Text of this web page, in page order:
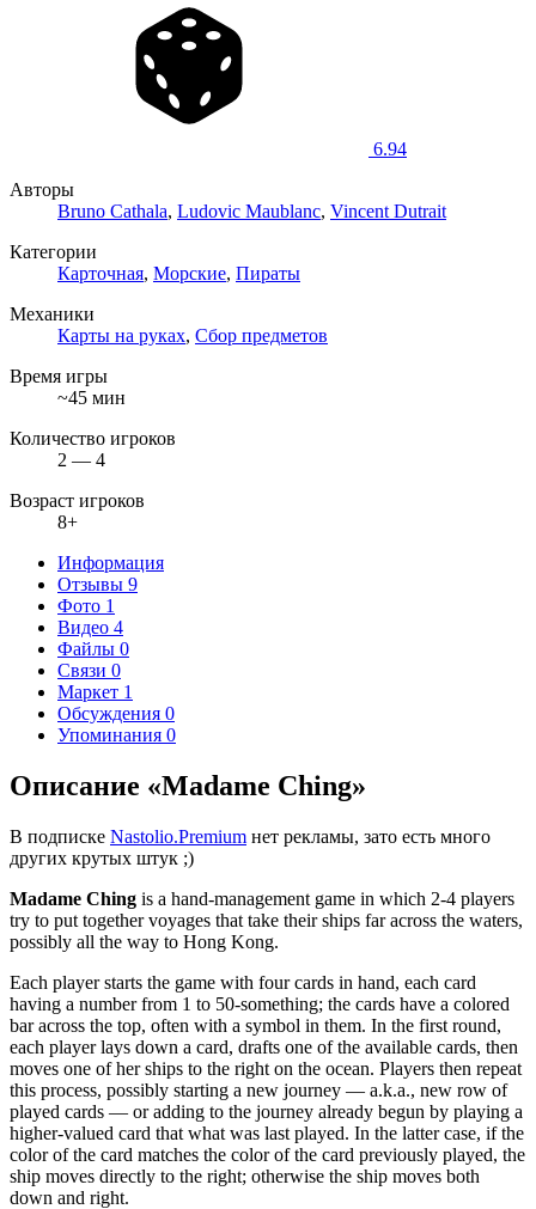
6.94
Авторы
Bruno Cathala, Ludovic Maublanc, Vincent Dutrait
Категории
Карточная, Морские, Пираты
Механики
Карты на руках, Сбор предметов
Время игры
~45 мин
Количество игроков
2 — 4
Возраст игроков
8+
Информация
Отзывы 9
Фото 1
Видео 4
Файлы 0
Связи 0
Маркет 1
Обсуждения 0
Упоминания 0
Описание «Madame Ching»
В подписке Nastolio.Premium нет рекламы, зато есть много
других крутых штук ;)
Madame Ching is a hand-management game in which 2-4 players
try to put together voyages that take their ships far across the waters,
possibly all the way to Hong Kong.
Each player starts the game with four cards in hand, each card
having a number from 1 to 50-something; the cards have a colored
bar across the top, often with a symbol in them. In the first round,
each player lays down a card, drafts one of the available cards, then
moves one of her ships to the right on the ocean. Players then repeat
this process, possibly starting a new journey — a.k.a., new row of
played cards — or adding to the journey already begun by playing a
higher-valued card that what was last played. In the latter case, if the
color of the card matches the color of the card previously played, the
ship moves directly to the right; otherwise the ship moves both
down and right.